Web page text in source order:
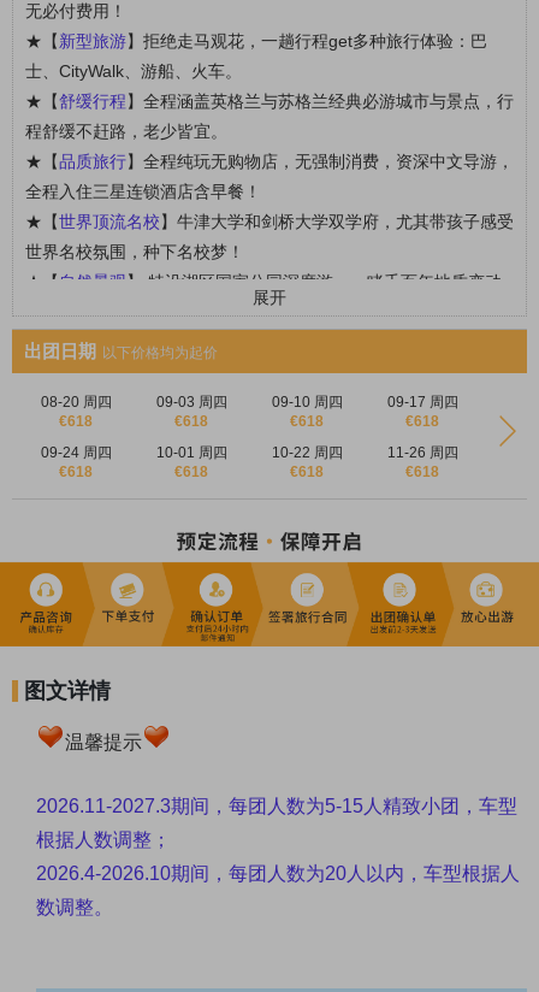
无必付费用！
★【新型旅游】拒绝走马观花，一趟行程get多种旅行体验：巴
士、CityWalk、游船、火车。
★【舒缓行程】全程涵盖英格兰与苏格兰经典必游城市与景点，行
程舒缓不赶路，老少皆宜。
★【品质旅行】全程纯玩无购物店，无强制消费，资深中文导游，
全程入住三星连锁酒店含早餐！
★【世界顶流名校】牛津大学和剑桥大学双学府，尤其带孩子感受
世界名校氛围，种下名校梦！
★【 自然景观】 特设湖区国家公园深度游，一睹千百年地质变动
的天然美景，湖泊！
★【爱丁堡深度游 】漫步在爱丁堡古城的任何一条街道，都仿佛走
进一部浪漫的苏格兰老电影！
★【影视同款
】《哈利波特》同款取景地：对角巷原型约克肉铺
街、温德米尔湖与牛津。
★【 英式下午茶
】约克网红餐厅贝蒂茶室Betty’s Tea Room，感受
穿越百年的怀旧之旅！
★【经典齐打卡 】温莎城堡、爱丁堡城堡、大英铁路博物馆、约克
大教堂等一网打尽！
展开
出团日期 以下价格均为起价
08-20 周四
€618
09-03 周四
€618
09-10 周四
€618
09-17 周四
€618
09-24 周四
€618
10-01 周四
€618
10-22 周四
€618
11-26 周四
€618
图文详情
温馨提示
2026.11-2027.3期间，每团人数为5-15人精致小团，车型
根据人数调整；
2026.4-2026.10期间， 每团人数为20人以内，车型根据人
数调整。